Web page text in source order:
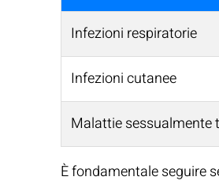
Infezioni respiratorie
Infezioni cutanee
Malattie sessualmente
È fondamentale seguire